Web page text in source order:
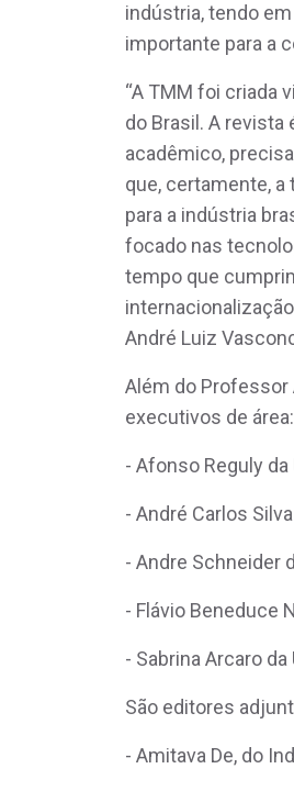
indústria, tendo
importante para a
“A TMM foi criada
do Brasil. A
acadêmico,
que, certamente, a
para a indústria
focado nas
tempo que
André Luiz
Além do Professor
executivos de área:
- Afonso Reguly da
- André Carlos
- Andre Schneider
- Flávio Beneduce
- Sabrina Arcaro
São editores
- Amitava De, do